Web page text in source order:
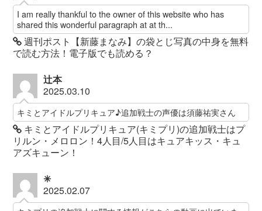
I am really thankful to the owner of this website who has
shared this wonderful paragraph at at th...
週刊ポスト【新藤まなみ】の袋とじ写真の中身を無料
で読む方法！電子版でも読める？
辻本
2025.03.10
キミとアイドルプリキュア♪追加戦士の声優は須藤祐実さん
キミとアイドルプリキュア(キミプリ)の追加戦士はプ
リルン・メロロン！4人目/5人目はキュアキッス・キュ
アズキューン！
✳︎
2025.02.07